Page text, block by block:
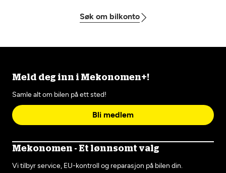
Søk om bilkonto
Meld deg inn i Mekonomen+!
Samle alt om bilen på ett sted!
Bli medlem
Mekonomen - Et lønnsomt valg
Vi tilbyr service, EU-kontroll og reparasjon på bilen din.